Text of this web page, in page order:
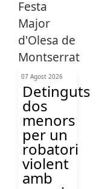
07 Agost 2026
Detinguts
dos
menors
per un
robatori
violent
amb